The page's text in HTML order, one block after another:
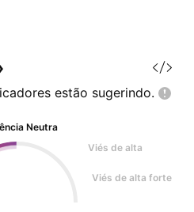
estão sugerindo.
Neutra
Viés de alta
Viés de alta forte